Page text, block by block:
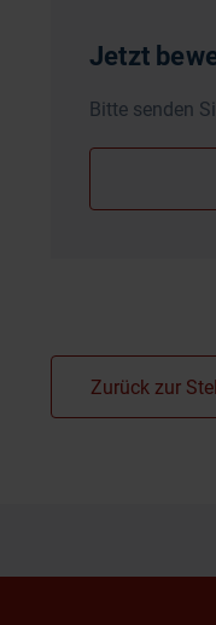
Jetzt
Bitte senden
Zurück zur